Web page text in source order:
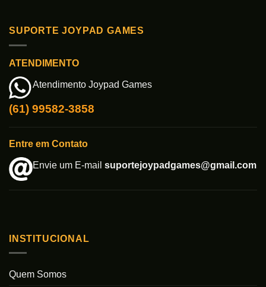
SUPORTE JOYPAD GAMES
ATENDIMENTO
Atendimento Joypad Games
(61) 99582-3858
Entre em Contato
Envie um E-mail suportejoypadgames@gmail.com
INSTITUCIONAL
Quem Somos